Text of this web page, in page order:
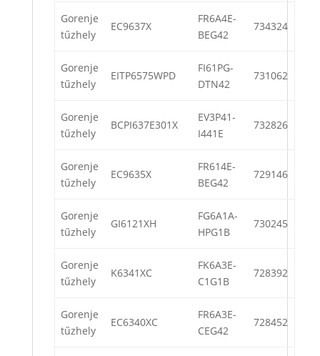
Gorenje
tűzhely
EC9637X
FR6A4E-
BEG42
734324
Gorenje
tűzhely
EITP6575WPD
FI61PG-
DTN42
731062
Gorenje
tűzhely
BCPI637E301X
EV3P41-
I441E
732826
Gorenje
tűzhely
EC9635X
FR614E-
BEG42
729146
Gorenje
tűzhely
GI6121XH
FG6A1A-
HPG1B
730245
Gorenje
tűzhely
K6341XC
FK6A3E-
C1G1B
728392
Gorenje
tűzhely
EC6340XC
FR6A3E-
CEG42
728452